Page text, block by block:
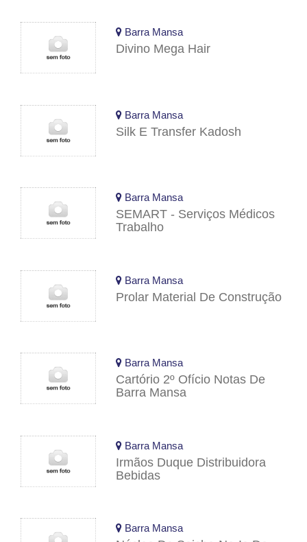
Barra Mansa
Divino Mega Hair
Barra Mansa
Silk E Transfer Kadosh
Barra Mansa
SEMART - Serviços Médicos
Trabalho
Barra Mansa
Prolar Material De Construção
Barra Mansa
Cartório 2º Ofício Notas De
Barra Mansa
Barra Mansa
Irmãos Duque Distribuidora
Bebidas
Barra Mansa